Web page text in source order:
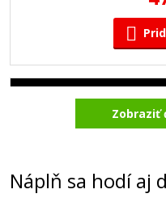
Originálna náplň
Zobraziť
Náplň sa hodí aj